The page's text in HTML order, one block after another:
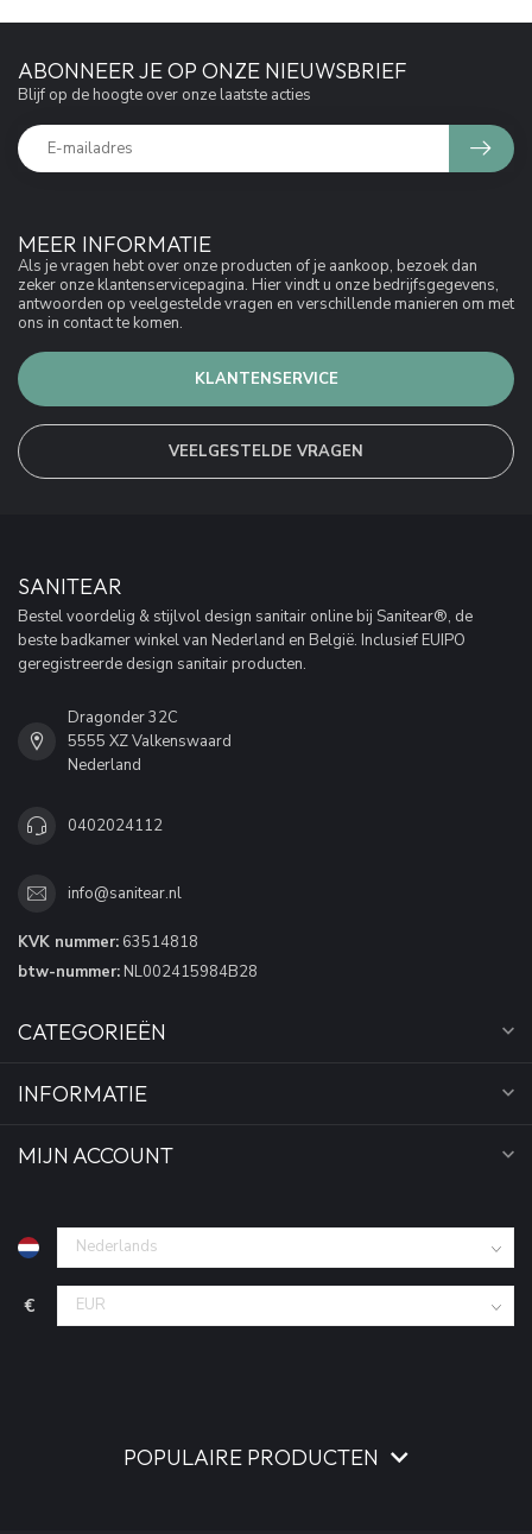
MEER INFORMATIE
Als je vragen hebt over onze producten of je aankoop, bezoek dan
zeker onze klantenservicepagina. Hier vindt u onze bedrijfsgegevens,
antwoorden op veelgestelde vragen en verschillende manieren om met
ons in contact te komen.
KLANTENSERVICE
VEELGESTELDE VRAGEN
ABONNEER JE OP ONZE NIEUWSBRIEF
Blijf op de hoogte over onze laatste acties
SANITEAR
Bestel voordelig & stijlvol design sanitair online bij Sanitear®, de
beste badkamer winkel van Nederland en België. Inclusief EUIPO
geregistreerde design sanitair producten.
Dragonder 32C
5555 XZ Valkenswaard
Nederland
0402024112
info@sanitear.nl
KVK nummer: 63514818
btw-nummer: NL002415984B28
CATEGORIEËN
INFORMATIE
MIJN ACCOUNT
€
POPULAIRE PRODUCTEN